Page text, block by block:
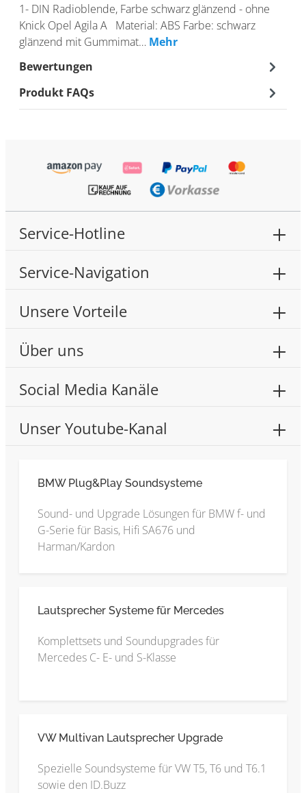
1- DIN Radioblende, Farbe schwarz glänzend - ohne
Knick Opel Agila A Material: ABS Farbe: schwarz
glänzend mit Gummimat… Mehr
Bewertungen
Produkt FAQs
Service-Hotline
Service-Navigation
Unsere Vorteile
Über uns
Social Media Kanäle
Unser Youtube-Kanal
BMW Plug&Play Soundsysteme
Sound- und Upgrade Lösungen für BMW f- und
G-Serie für Basis, Hifi SA676 und
Harman/Kardon
Lautsprecher Systeme für Mercedes
Komplettsets und Soundupgrades für
Mercedes C- E- und S-Klasse
VW Multivan Lautsprecher Upgrade
Spezielle Soundsysteme für VW T5, T6 und T6.1
sowie den ID.Buzz